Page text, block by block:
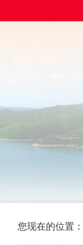
您现在的位置：